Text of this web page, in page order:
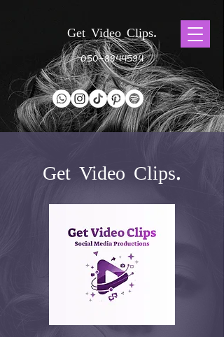
Get Video Clips.
050-8944594
Get Video Clips.